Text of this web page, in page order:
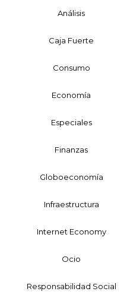
Análisis
Caja Fuerte
Consumo
Economía
Especiales
Finanzas
Globoeconomía
Infraestructura
Internet Economy
Ocio
Responsabilidad Social